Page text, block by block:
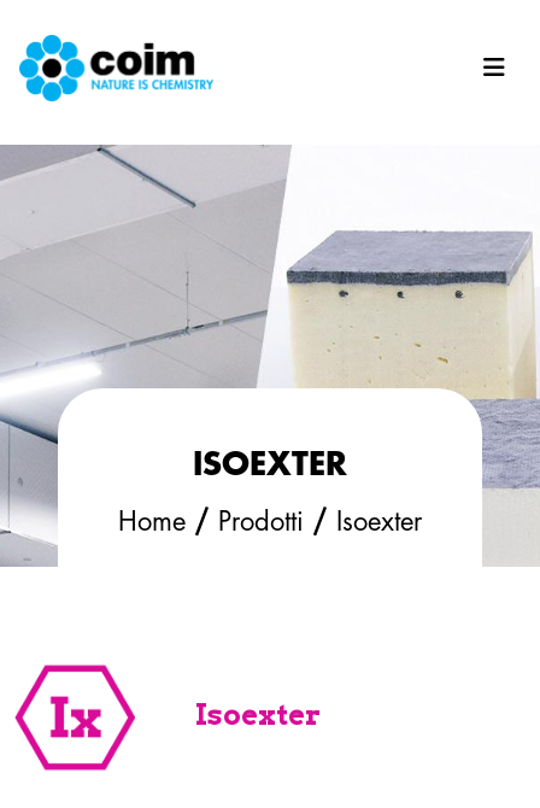
Salta al contenuto principale
ISOEXTER
Home / Prodotti / Isoexter
Isoexter